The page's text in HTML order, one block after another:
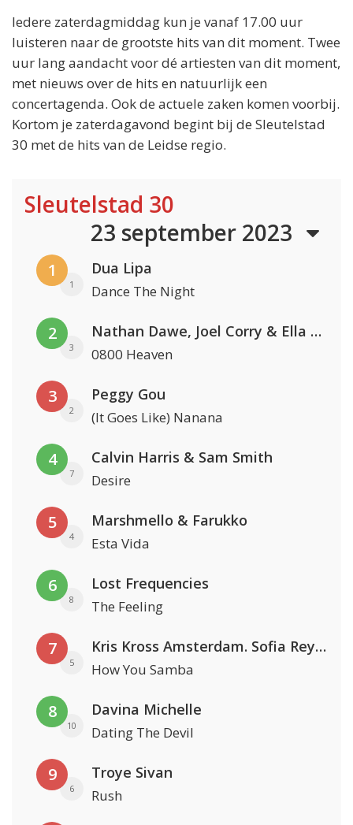
Iedere zaterdagmiddag kun je vanaf 17.00 uur
luisteren naar de grootste hits van dit moment. Twee
uur lang aandacht voor dé artiesten van dit moment,
met nieuws over de hits en natuurlijk een
concertagenda. Ook de actuele zaken komen voorbij.
Kortom je zaterdagavond begint bij de Sleutelstad
30 met de hits van de Leidse regio.
Sleutelstad 30
23 september 2023
1
1
Dua Lipa
Dance The Night
2
3
Nathan Dawe, Joel Corry & Ella Henderson
0800 Heaven
3
2
Peggy Gou
(It Goes Like) Nanana
4
7
Calvin Harris & Sam Smith
Desire
5
4
Marshmello & Farukko
Esta Vida
6
8
Lost Frequencies
The Feeling
7
5
Kris Kross Amsterdam. Sofia Reyes & Tinie Tempah
How You Samba
8
10
Davina Michelle
Dating The Devil
9
6
Troye Sivan
Rush